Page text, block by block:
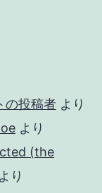
の投稿者 より
より
(the
より